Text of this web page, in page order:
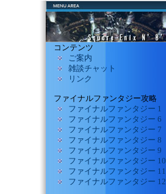
コンテンツ
ご案内
雑談チャット
リンク
ファイナルファンタジー攻略
ファイナルファンタジー 1
ファイナルファンタジー 6
ファイナルファンタジー 7
ファイナルファンタジー 8
ファイナルファンタジー 9
ファイナルファンタジー 10
ファイナルファンタジー 11
ファイナルファンタジー 12